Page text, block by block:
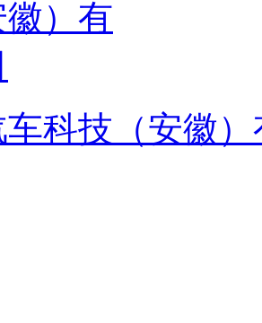
科技（安徽